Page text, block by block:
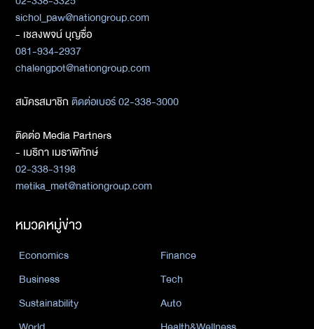
sichol_paw@nationgroup.com
- เชลงพจน์ บุญซื่อ
081-934-2937
chalengpot@nationgroup.com
สมัครสมาชิกติดต่อเบอร์ 02-338-3000
ติดต่อ Media Partners
- เมธิกา เมธาพิทักษ์
02-338-3198
metika_met@nationgroup.com
หมวดหมู่ข่าว
Economics
Finance
Business
Tech
Sustainability
Auto